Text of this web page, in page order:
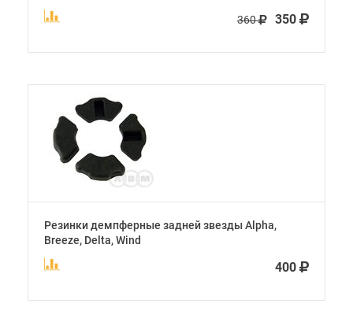
360 350
Резинки демпферные задней звезды Alpha,
Breeze, Delta, Wind
400